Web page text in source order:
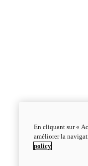
En cliquant sur «
améliorer la
policy